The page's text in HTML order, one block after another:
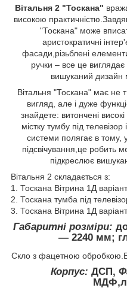
Вітальня 2 "Тоскана"
високою
"Тоскана" може
аристократичні
фасади,різьблені
ручки – все це виглядає
вишуканий дизайн
Вітальня "Тоскана" має не
вигляд, але і дуже
знайдете: витончені
містку тумбу під
системи полягає в тому,
підсвічування,це робить
підкреслює
Вітальня 2 складається з:
1. Тоскана Вітрина 1Д
2. Тоскана тумба під
3. Тоскана Вітрина 1Д
Габаритні розміри:
― 2240 мм;
Скло з фацетною
Корпус: ДСП,